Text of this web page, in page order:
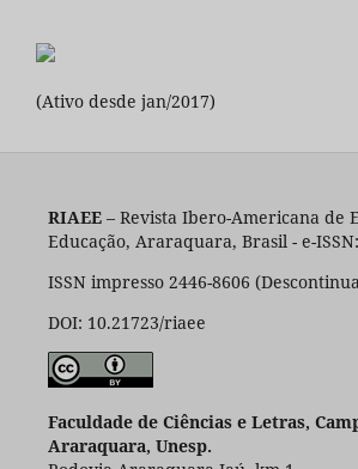
(Ativo desde jan/2017)
RIAEE– Revista Ibero-Americana de
Educação, Araraquara, Brasil - e-
ISSN impresso 2446-8606
DOI: 10.21723/riaee
Faculdade de Ciências e Letras,
Araraquara, Unesp.